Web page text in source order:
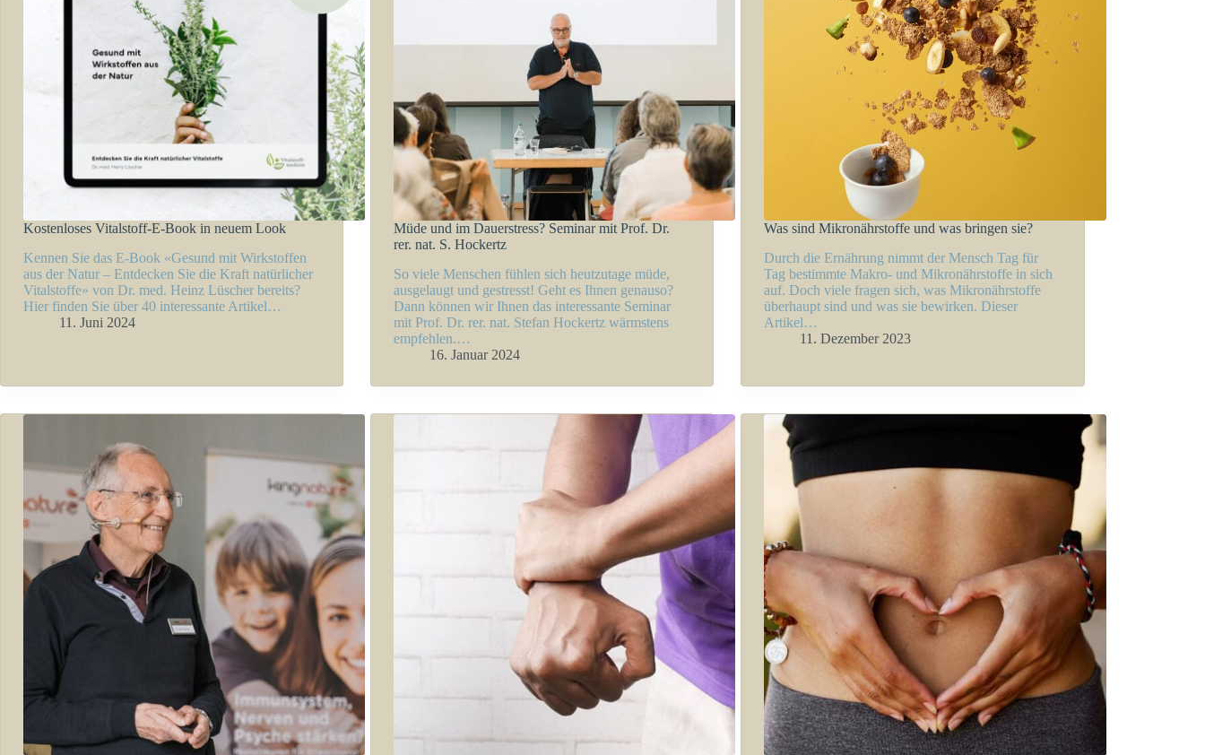
Kostenloses Vitalstoff-E-Book in neuem Look
Kennen Sie das E-Book «Gesund mit Wirkstoffen
aus der Natur – Entdecken Sie die Kraft natürlicher
Vitalstoffe» von Dr. med. Heinz Lüscher bereits?
Hier finden Sie über 40 interessante Artikel…
11. Juni 2024
Müde und im Dauerstress? Seminar mit Prof. Dr.
rer. nat. S. Hockertz
So viele Menschen fühlen sich heutzutage müde,
ausgelaugt und gestresst! Geht es Ihnen genauso?
Dann können wir Ihnen das interessante Seminar
mit Prof. Dr. rer. nat. Stefan Hockertz wärmstens
empfehlen.…
16. Januar 2024
Was sind Mikronährstoffe und was bringen sie?
Durch die Ernährung nimmt der Mensch Tag für
Tag bestimmte Makro- und Mikronährstoffe in sich
auf. Doch viele fragen sich, was Mikronährstoffe
überhaupt sind und was sie bewirken. Dieser
Artikel…
11. Dezember 2023